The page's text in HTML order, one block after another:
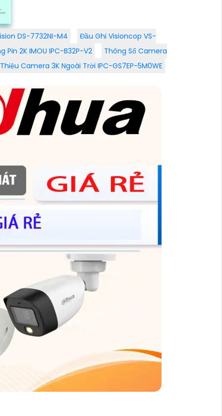
DS-7732NI-M4
Đầu Ghi Visioncop VS-
2K IMOU IPC-B32P-V2
Thông Số Camera
Camera 3K Ngoài Trời IPC-GS7EP-5M0WE